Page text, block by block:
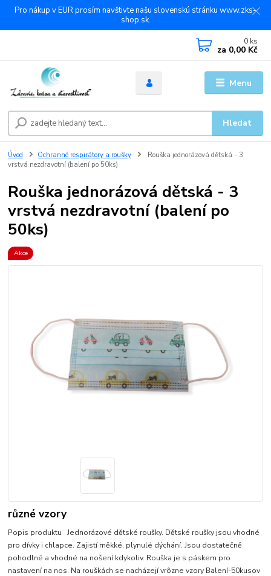
Pro nákup v EUR prosím navštivte našu slovenskú stránku www.zks-
shop.sk.
Menu
Hledat
0 ks
za 0,00 Kč
Úvod Ochranné respirátory a roušky
Rouška jednorázová dětská - 3
vrstvá nezdravotní (balení po 50ks)
Rouška jednorázová dětská - 3
vrstvá nezdravotní (balení po
50ks)
Akce
různé vzory
Popis produktu Jednorázové dětské roušky. Dětské roušky jsou vhodné
pro dívky i chlapce. Zajistí měkké, plynulé dýchání. Jsou dostatečně
pohodlné a vhodné na nošení kdykoliv. Rouška je s páskem pro
nastavení na nos. Na rouškách se nacházejí vrôzne vzory Balení-50kusov